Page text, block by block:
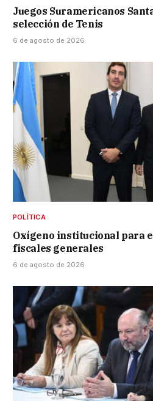
Juegos Suramericanos
selección de Tenis
6 de agosto de 2026
POLÍTICA
Oxígeno institucional para
fiscales generales
6 de agosto de 2026